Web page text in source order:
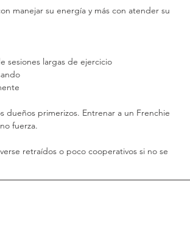
manejar su energía y más con atender su
sesiones largas de ejercicio
primerizos. Entrenar a un Frenchie
fuerza.
retraídos o poco cooperativos si no se